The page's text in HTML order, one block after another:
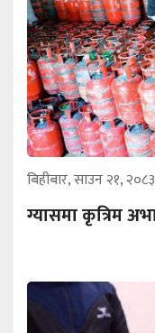
बिहीबार, साउन २१, २०८३
ग्यासमा कृत्रिम